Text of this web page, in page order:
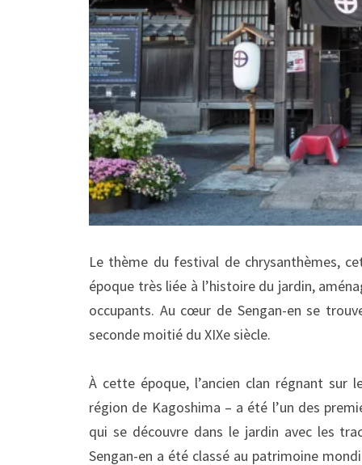
Le thème du festival de chrysanthèmes,
époque très liée à l’histoire du jardin,
occupants. Au cœur de Sengan-en se
seconde moitié du XIXe siècle.
À cette époque, l’ancien clan régnant sur
région de Kagoshima – a été l’un des
qui se découvre dans le jardin avec les
Sengan-en a été classé au patrimoine